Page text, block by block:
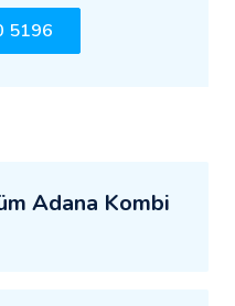
5196
Adana Kombi